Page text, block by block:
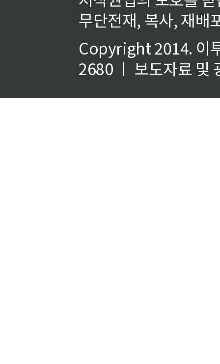
무단전재, 복사, 재배
Copyright 2014. 이
2680 ㅣ 보도자료